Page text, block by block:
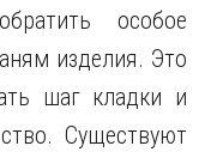
особое
изделия. Это
шаг кладки и
Существуют